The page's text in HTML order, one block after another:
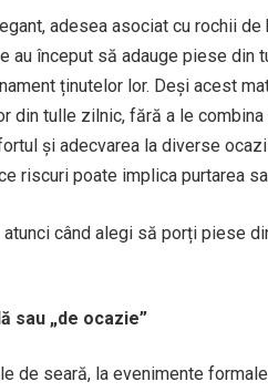
adesea asociat cu rochii
au început să adauge piese din
ținutelor lor. Deși acest
din tulle zilnic, fără a le
și adecvarea la diverse
riscuri poate implica purtarea
când alegi să porți piese
sau „de ocazie”
de seară, la evenimente